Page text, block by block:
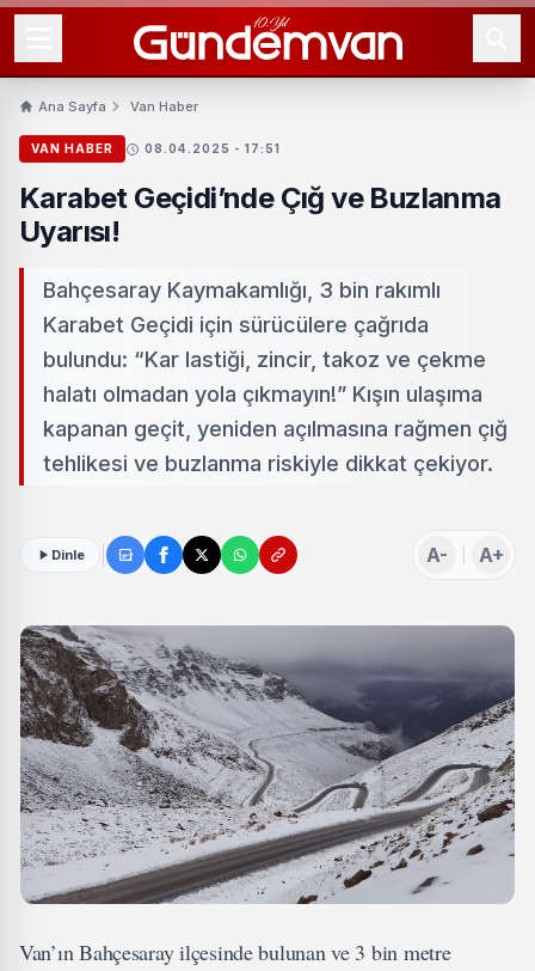
Ana Sayfa Van Haber
VAN HABER 08.04.2025 - 17:51
Karabet Geçidi’nde Çığ ve Buzlanma
Uyarısı!
Bahçesaray Kaymakamlığı, 3 bin rakımlı
Karabet Geçidi için sürücülere çağrıda
bulundu: “Kar lastiği, zincir, takoz ve çekme
halatı olmadan yola çıkmayın!” Kışın ulaşıma
kapanan geçit, yeniden açılmasına rağmen çığ
tehlikesi ve buzlanma riskiyle dikkat çekiyor.
Dinle A- A+
Van’ın Bahçesaray ilçesinde bulunan ve 3 bin metre